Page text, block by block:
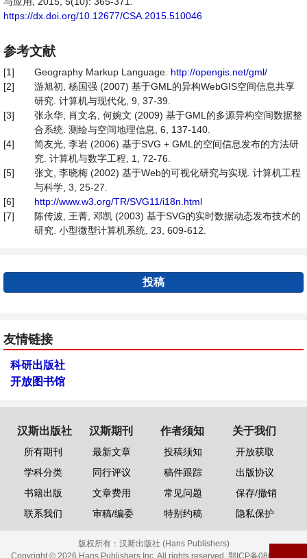
https://dx.doi.org/10.12677/CSA.2015.510046
参考文献
[1] Geography Markup Language. http://opengis.net/gml/
[2]
游旭初, 杨国强 (2007) 基于GML的异构WebGIS空间信息共享
研究. 计算机与现代化, 9, 37-39.
[3]
张永华, 肖文名, 何婉文 (2009) 基于GML的多源异构空间数据整
合系统. 测绘与空间地理信息, 6, 137-140.
[4]
简友光, 李岩 (2006) 基于SVG + GML的空间信息发布的方法研
究. 计算机与数字工程, 1, 72-76.
[5]
张文, 李晓梅 (2002) 基于Web的可视化研究与实现. 计算机工程
与科学, 3, 25-27.
[6]
http://www.w3.org/TR/SVG11/i18n.html
[7]
陈传波, 王菁, 邓凯 (2003) 基于SVG的实时数据动态发布技术的
研究. 小型微型计算机系统, 23, 609-612.
投稿
友情链接
科研出版社
开放图书馆
汉斯出版社
所有期刊
学科分类
书籍出版
联系我们
汉斯期刊
最新文章
同行评议
文章费用
审稿/编委
作者须知
投稿须知
稿件跟踪
常见问题
特别约稿
关于我们
开放获取
出版协议
保存/撤销
隐私保护
版权所有： 汉斯出版社 (Hans Publishers)
Copyright © 2026 Hans Publishers Inc. All rights reserved. 鄂ICP备08006613